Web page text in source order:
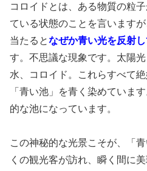
コロイドとは、ある物質の粒
ている状態のことを言います
当たるとなぜか青い光を反射
す。不思議な現象です。太陽
水、コロイド。これらすべて
「青い池」を青く染めていま
的な池になっています。
この神秘的な光景こそが、「
くの観光客が訪れ、瞬く間に